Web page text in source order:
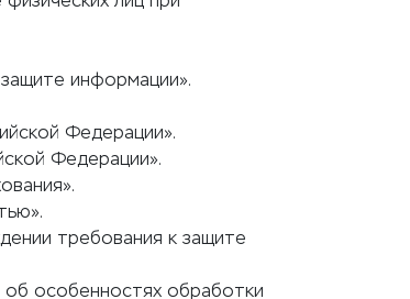
информации».
Федерации».
Федерации».
требования к защите
особенностях обработки